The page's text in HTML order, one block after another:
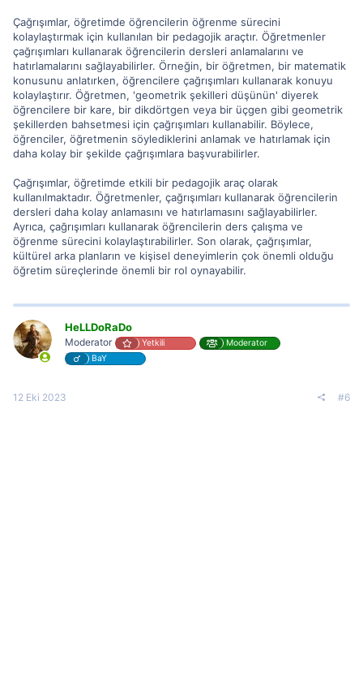
Çağrışımlar, öğretimde öğrencilerin öğrenme sürecini
kolaylaştırmak için kullanılan bir pedagojik araçtır. Öğretmenler
çağrışımları kullanarak öğrencilerin dersleri anlamalarını ve
hatırlamalarını sağlayabilirler. Örneğin, bir öğretmen, bir matematik
konusunu anlatırken, öğrencilere çağrışımları kullanarak konuyu
kolaylaştırır. Öğretmen, 'geometrik şekilleri düşünün' diyerek
öğrencilere bir kare, bir dikdörtgen veya bir üçgen gibi geometrik
şekillerden bahsetmesi için çağrışımları kullanabilir. Böylece,
öğrenciler, öğretmenin söylediklerini anlamak ve hatırlamak için
daha kolay bir şekilde çağrışımlara başvurabilirler.
Çağrışımlar, öğretimde etkili bir pedagojik araç olarak
kullanılmaktadır. Öğretmenler, çağrışımları kullanarak öğrencilerin
dersleri daha kolay anlamasını ve hatırlamasını sağlayabilirler.
Ayrıca, çağrışımları kullanarak öğrencilerin ders çalışma ve
öğrenme sürecini kolaylaştırabilirler. Son olarak, çağrışımlar,
kültürel arka planların ve kişisel deneyimlerin çok önemli olduğu
öğretim süreçlerinde önemli bir rol oynayabilir.
HeLLDoRaDo
Moderator Yetkili
Moderator
BaY
12 Eki 2023 #6